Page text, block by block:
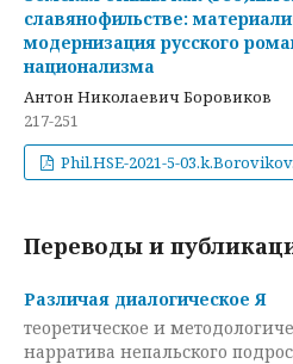
славянофильстве:
модернизация русского
национализма
Антон Николаевич Боровиков
217-251
Phil.HSE-2021-5-
Переводы и
Различая диалогическое Я
теоретическое и
нарратива непальского